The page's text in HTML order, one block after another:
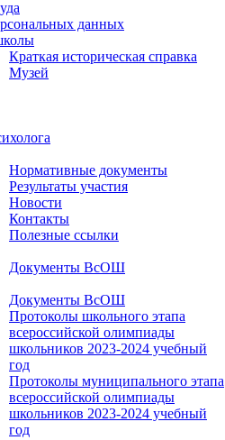
данных
Краткая историческая справка
Музей
Нормативные документы
Результаты участия
Новости
Контакты
Полезные ссылки
Документы ВсОШ
Документы ВсОШ
Протоколы школьного этапа
всероссийской олимпиады
школьников 2023-2024 учебный
год
Протоколы муниципального этапа
всероссийской олимпиады
школьников 2023-2024 учебный
год